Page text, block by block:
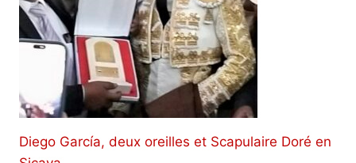
Diego García, deux oreilles et Scapulaire Doré en